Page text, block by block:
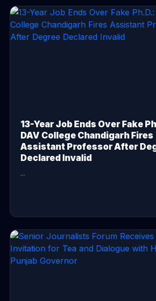
13-Year Job Ends Over Fake
DAV College Chandigarh Fires
Assistant Professor After
Declared Invalid
...